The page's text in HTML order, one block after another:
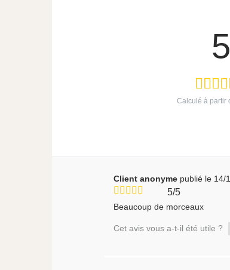
5
Calculé à partir
Client anonyme publié le 14/
5/5
Beaucoup de morceaux
Cet avis vous a-t-il été utile ?